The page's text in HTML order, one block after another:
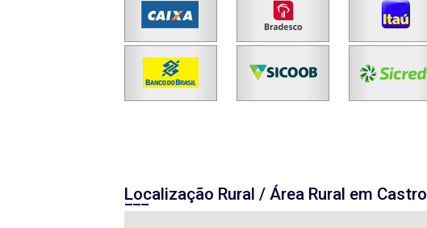
Localização Rural / Área Rural em Castro